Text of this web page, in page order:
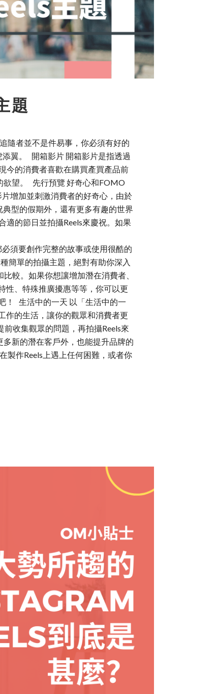
題
隨者並不是件易事，你必須有好的
翼。 開箱影片 開箱影片是指透過
今的消費者喜歡在購買產買產品前
欲望。 先行預覽 好奇心和FOMO
增加並刺激消費者的好奇心，由於
型的假期外，還有更多有趣的世界
適的節日並拍攝Reels來慶祝。如果
須要創作完整的故事或使用很酷的
簡單的拍攝主題，絕對有助你深入
較。如果你想讓增加潛在消費者、
性、特殊推廣擾惠等等，你可以更
！ 生活中的一天 以「生活中的一
作的生活，讓你的觀眾和消費者更
收集觀眾的問題，再拍攝Reels來
新的潛在客戶外，也能提升品牌的
製作Reels上遇上任何困難，或者你